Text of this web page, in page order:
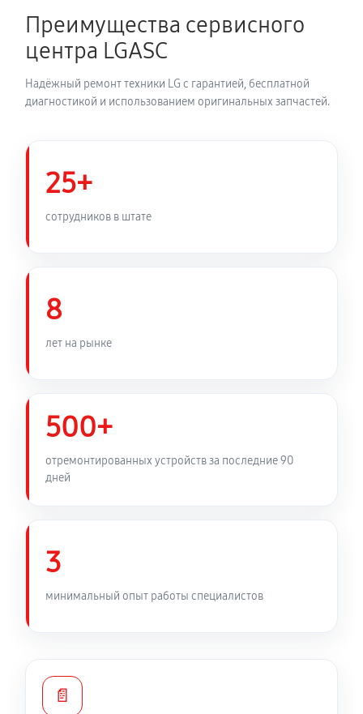
Замена динамика аудиосистемы LG LAS455H
1350 руб
Обновление ПО аудиосистемы LG LAS455H
Замена корпуса аудиосистемы LG LAS455H
Преимущества сервисного
центра LGASC
Надёжный ремонт техники LG с гарантией, бесплатной
диагностикой и использованием оригинальных запчастей.
25+
сотрудников в штате
8
лет на рынке
500+
отремонтированных устройств за последние 90
дней
3
минимальный опыт работы специалистов
📄